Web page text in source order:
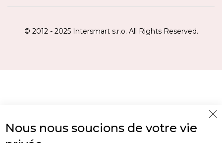
© 2012 - 2025 Intersmart s.r.o. All Rights Reserved.
Nous nous soucions de votre vie